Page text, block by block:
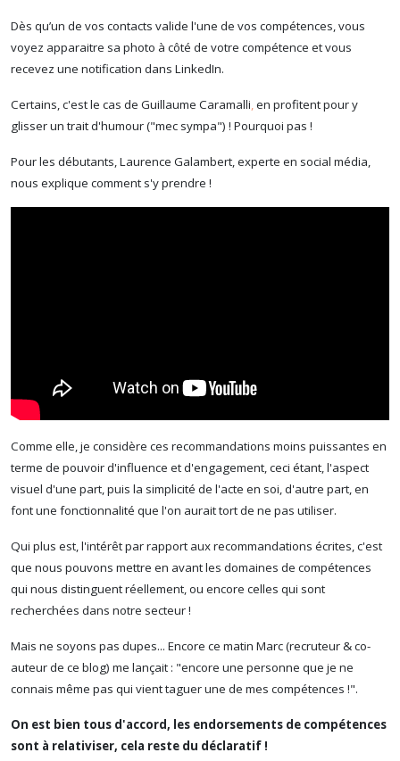
Dès qu’un de vos contacts valide l'une de vos compétences, vous
voyez apparaitre sa photo à côté de votre compétence et vous
recevez une notification dans LinkedIn.
Certains, c'est le cas de Guillaume Caramalli,en profitent pour y
glisser un trait d'humour ("mec sympa") ! Pourquoi pas !
Pour les débutants, Laurence Galambert, experte en social média,
nous explique comment s'y prendre !
Comme elle, je considère ces recommandations moins puissantes en
terme de pouvoir d'influence et d'engagement, ceci étant, l'aspect
visuel d'une part, puis la simplicité de l'acte en soi, d'autre part, en
font une fonctionnalité que l'on aurait tort de ne pas utiliser.
Qui plus est, l'intérêt par rapport aux recommandations écrites, c'est
que nous pouvons mettre en avant les domaines de compétences
qui nous distinguent réellement, ou encore celles qui sont
recherchées dans notre secteur !
Mais ne soyons pas dupes... Encore ce matin Marc (recruteur & co-
auteur de ce blog) me lançait : "encore une personne que je ne
connais même pas qui vient taguer une de mes compétences !".
On est bien tous d'accord, les endorsements de compétences
sont à relativiser, cela reste du déclaratif !